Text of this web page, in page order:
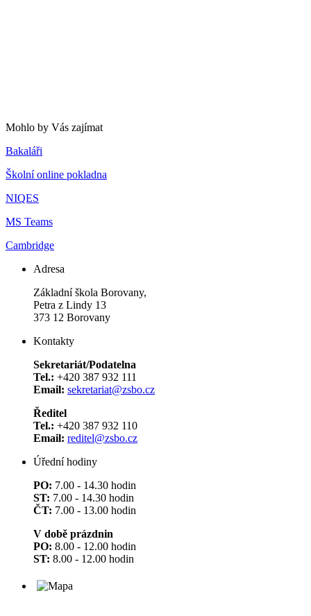
Mohlo by Vás zajímat
Bakaláři
Školní online pokladna
NIQES
MS Teams
Cambridge
Adresa
Základní škola Borovany,
Petra z Lindy 13
373 12 Borovany
Kontakty
Sekretariát/Podatelna
Tel.: +420 387 932 111
Email: sekretariat@zsbo.cz
Ředitel
Tel.: +420 387 932 110
Email: reditel@zsbo.cz
Úřední hodiny
PO: 7.00 - 14.30 hodin
ST: 7.00 - 14.30 hodin
ČT: 7.00 - 13.00 hodin
V době prázdnin
PO: 8.00 - 12.00 hodin
ST: 8.00 - 12.00 hodin